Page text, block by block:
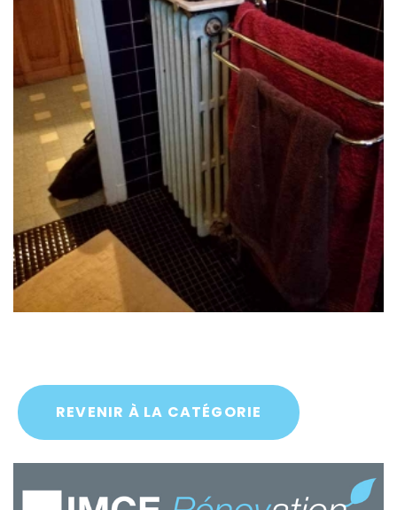
REVENIR À LA CATÉGORIE